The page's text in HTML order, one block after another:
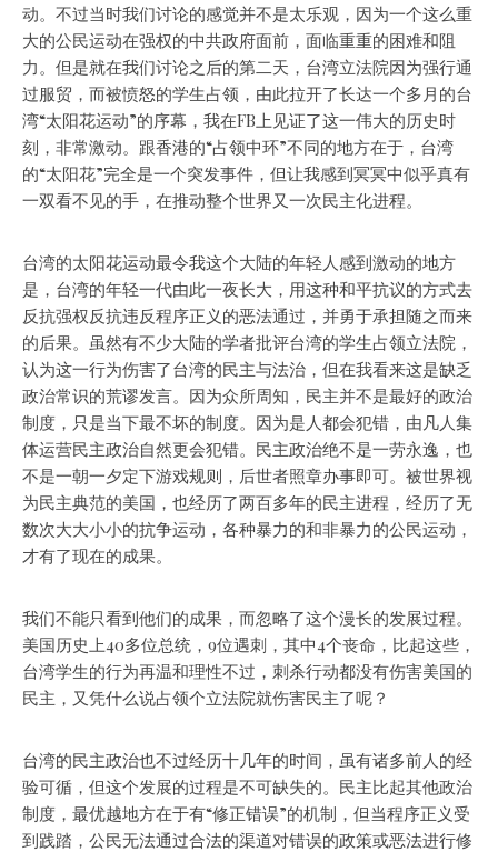
动。不过当时我们讨论的感觉并不是太乐观， 因为一个这么重
大的公民运动在强权的中共政府面前，面临重重的困难和阻
力。但是就在我们讨论之后的第二天，台湾立法院因为强行通
过服贸，而被愤怒的学生占领，由此拉开了长达一个多月的台
湾“太阳花运动”的序幕，我在FB上见证了这一伟大的历史时
刻，非常激动。跟香港的“占领中环”不同的地方在于，台湾
的“太阳花”完全是一个突发事件，但让我感到冥冥中似乎真有
一双看不见的手，在推动整个世界又一次民主化进程。
台湾的太阳花运动最令我这个大陆的年轻人感到激动的地方
是，台湾的年轻一代由此一夜长大，用这种和平抗议的方式去
反抗强权反抗违反程序正义的恶法通过，并勇于承担随之而来
的后果。虽然有不少大陆的学者批评台湾的学生占领立法院，
认为这一行为伤害了台湾的民主与法治，但在我看来这是缺乏
政治常识的荒谬发言。因为众所周知，民主并不是最好的政治
制度，只是当下最不坏的制度。因为是人都会犯错，由凡人集
体运营民主政治自然更会犯错。民主政治绝不是一劳永逸，也
不是一朝一夕定下游戏规则，后世者照章办事即可。被世界视
为民主典范的美国，也经历了两百多年的民主进程，经历了无
数次大大小小的抗争运动，各种暴力的和非暴力的公民运动，
才有了现在的成果。
我们不能只看到他们的成果，而忽略了这个漫长的发展过程。
美国历史上40多位总统，9位遇刺，其中4个丧命，比起这些，
台湾学生的行为再温和理性不过，刺杀行动都没有伤害美国的
民主，又凭什么说占领个立法院就伤害民主了呢？
台湾的民主政治也不过经历十几年的时间，虽有诸多前人的经
验可循，但这个发展的过程是不可缺失的。民主比起其他政治
制度，最优越地方在于有“修正错误”的机制，但当程序正义受
到践踏，公民无法通过合法的渠道对错误的政策或恶法进行修